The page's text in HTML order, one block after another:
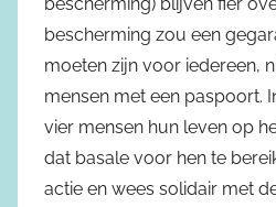
bescherming zou een
moeten zijn voor iedereen,
mensen met een paspoort.
vier mensen hun leven op
dat basale voor hen te
actie en wees solidair met